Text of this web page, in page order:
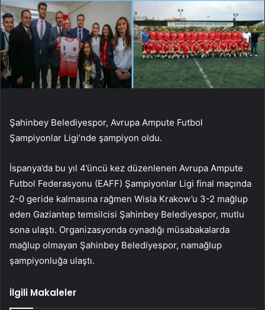
Şahinbey Belediyespor, Avrupa Ampute Futbol
Şampiyonlar Ligi’nde şampiyon oldu.
İspanya’da bu yıl 4’üncü kez düzenlenen Avrupa Ampute
Futbol Federasyonu (EAFF) Şampiyonlar Ligi final maçında
2-0 geride kalmasına rağmen Wisla Krakow’u 3-2 mağlup
eden Gaziantep temsilcisi Şahinbey Belediyespor, mutlu
sona ulaştı. Organizasyonda oynadığı müsabakalarda
mağlup olmayan Şahinbey Belediyespor, namağlup
şampiyonluğa ulaştı.
İlgili Makaleler